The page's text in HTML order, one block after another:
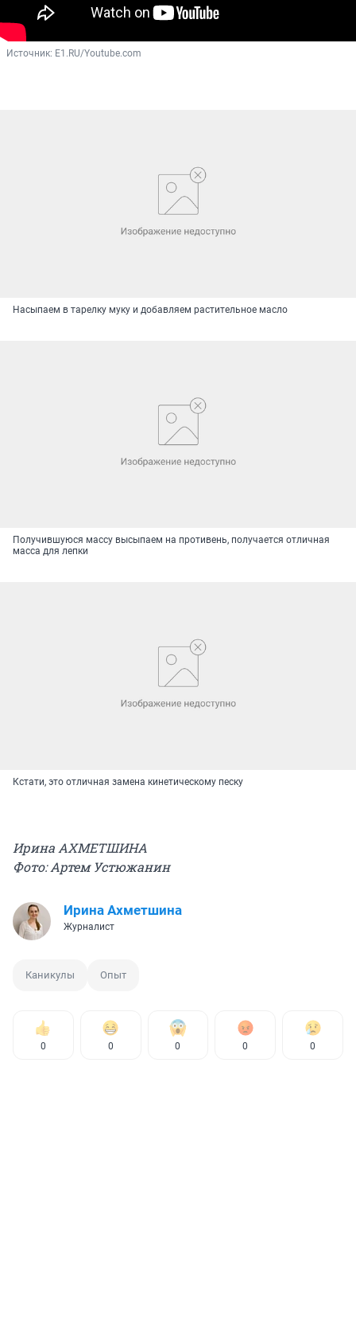
Источник: E1.RU/Youtube.com
Насыпаем в тарелку муку и добавляем растительное масло
Получившуюся массу высыпаем на противень, получается отличная
масса для лепки
Кстати, это отличная замена кинетическому песку
Ирина АХМЕТШИНА
Фото: Артем Устюжанин
Ирина Ахметшина
Журналист
Каникулы Опыт
0 0 0 0 0